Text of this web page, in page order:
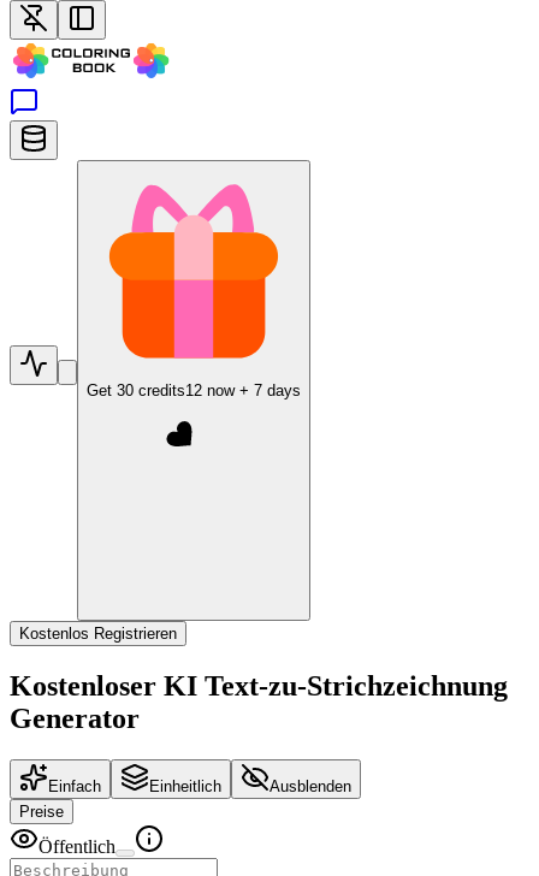
Get 30 credits12 now + 7 days
Kostenlos Registrieren
Kostenloser KI Text-zu-Strichzeichnung
Generator
Einfach Einheitlich
Ausblenden
Preise
Öffentlich